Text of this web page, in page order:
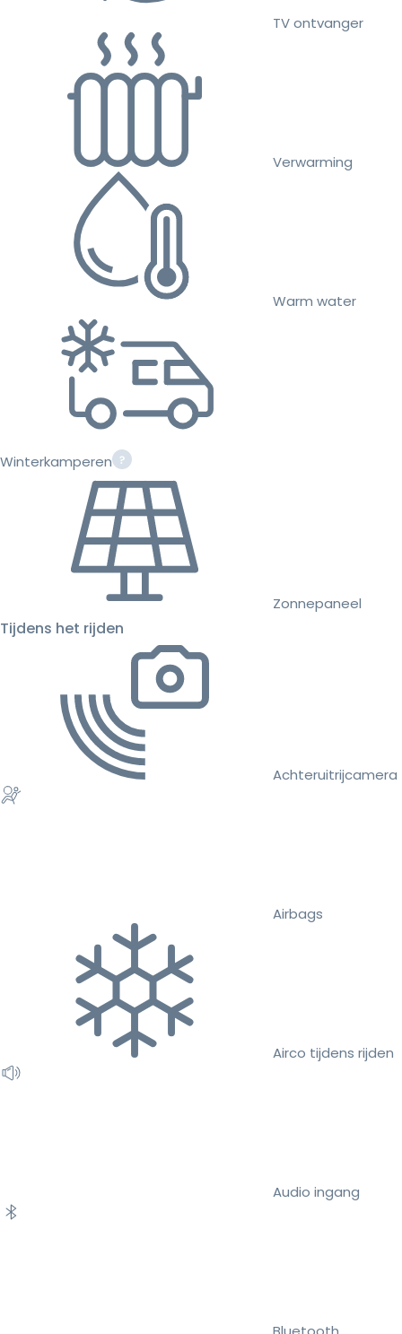
TV ontvanger
Verwarming
Warm water
Winterkamperen
Zonnepaneel
Tijdens het rijden
Achteruitrijcamera
Airbags
Airco tijdens rijden
Audio ingang